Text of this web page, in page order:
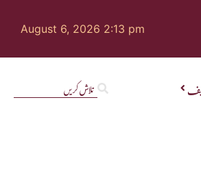
August 6, 2026 2:13 pm